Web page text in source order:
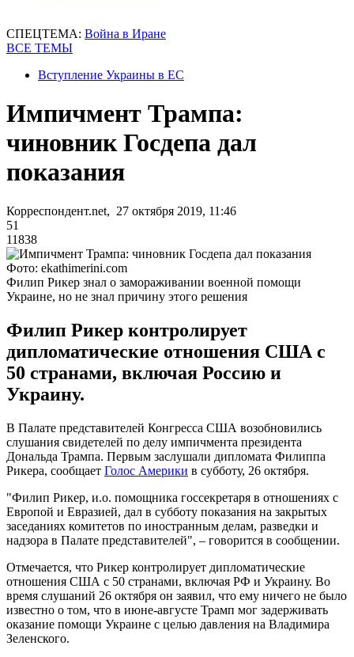
СПЕЦТЕМА: Война в Иране
ВСЕ ТЕМЫ
Вступление Украины в ЕС
Импичмент Трампа:
чиновник Госдепа дал
показания
Корреспондент.net, 27 октября 2019, 11:46
51
11838
Фото: ekathimerini.com
Филип Рикер знал о замораживании военной помощи
Украине, но не знал причину этого решения
Филип Рикер контролирует
дипломатические отношения США с
50 странами, включая Россию и
Украину.
В Палате представителей Конгресса США возобновились
слушания свидетелей по делу импичмента президента
Дональда Трампа. Первым заслушали дипломата Филиппа
Рикера, сообщает Голос Америки в субботу, 26 октября.
"Филип Рикер, и.о. помощника госсекретаря в отношениях с
Европой и Евразией, дал в субботу показания на закрытых
заседаниях комитетов по иностранным делам, разведки и
надзора в Палате представителей", – говорится в сообщении.
Отмечается, что Рикер контролирует дипломатические
отношения США с 50 странами, включая РФ и Украину. Во
время слушаний 26 октября он заявил, что ему ничего не было
известно о том, что в июне-августе Трамп мог задерживать
оказание помощи Украине с целью давления на Владимира
Зеленского.